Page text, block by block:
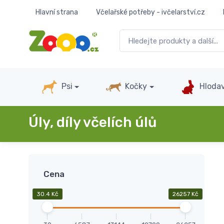
Hlavní strana Včelařské potřeby - ivčelarství.cz
Psi Kočky
Úly, díly včelích úlů
Cena
30.4 Kč 26257 Kč